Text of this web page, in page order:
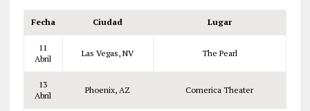
Fecha Ciudad Lugar
11
Abril
Las Vegas, NV The Pearl
13
Abril
Phoenix, AZ Comerica Theater